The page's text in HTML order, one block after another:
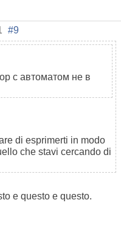
#9
с автоматом не в
di esprimerti in modo
che stavi cercando di
e questo e questo.